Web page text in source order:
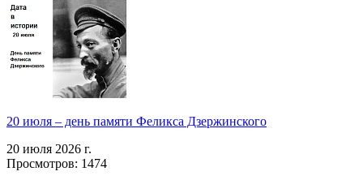
20 июля – день памяти Феликса Дзержинского
20 июля 2026 г.
Просмотров: 1474